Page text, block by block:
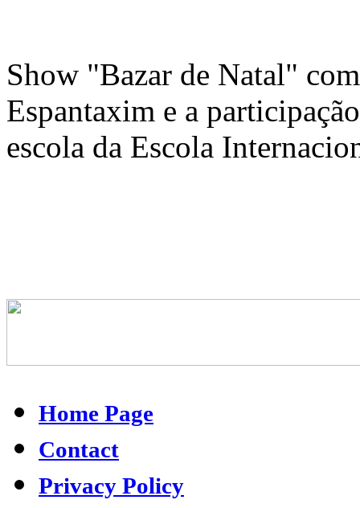
Show "Bazar de Natal"
Espantaxim e a
escola da Escola
Home Page
Contact
Privacy Policy